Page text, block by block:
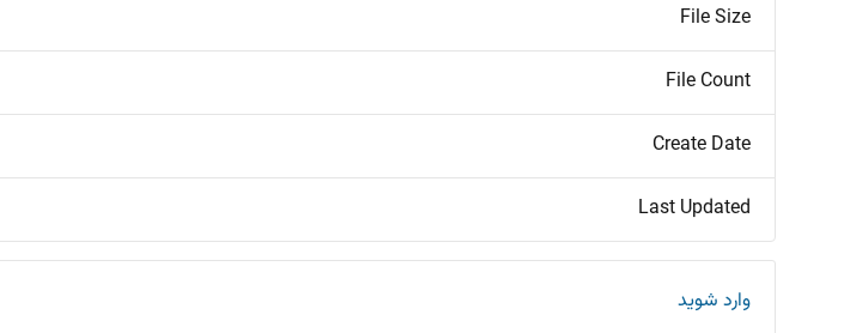
File Size
File Count
Create Date
Last Updated
وارد شوید